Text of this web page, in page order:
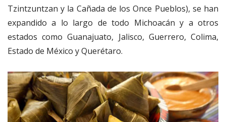
Tzintzuntzan y la Cañada de los Once Pueblos), se han
expandido a lo largo de todo Michoacán y a otros
estados como Guanajuato, Jalisco, Guerrero, Colima,
Estado de México y Querétaro.